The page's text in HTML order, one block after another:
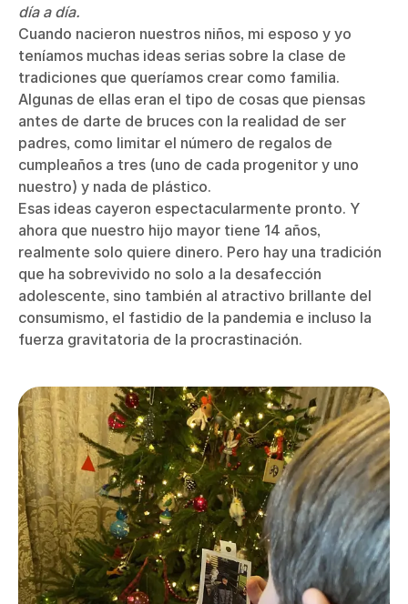
día a día.
Cuando nacieron nuestros niños, mi esposo y yo
teníamos muchas ideas serias sobre la clase de
tradiciones que queríamos crear como familia.
Algunas de ellas eran el tipo de cosas que piensas
antes de darte de bruces con la realidad de ser
padres, como limitar el número de regalos de
cumpleaños a tres (uno de cada progenitor y uno
nuestro) y nada de plástico.
Esas ideas cayeron espectacularmente pronto. Y
ahora que nuestro hijo mayor tiene 14 años,
realmente solo quiere dinero. Pero hay una tradición
que ha sobrevivido no solo a la desafección
adolescente, sino también al atractivo brillante del
consumismo, el fastidio de la pandemia e incluso la
fuerza gravitatoria de la procrastinación.